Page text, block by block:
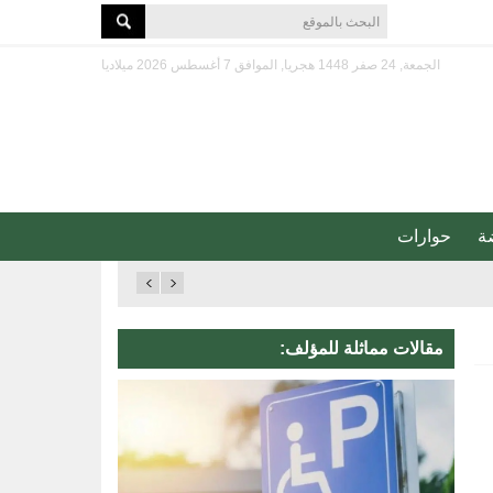
الجمعة, 24 صفر 1448 هجريا, الموافق 7 أغسطس 2026 ميلاديا
حوارات
مقالات مماثلة للمؤلف: